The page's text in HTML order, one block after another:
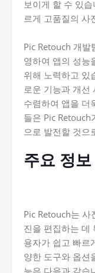
보이게 할 수 있
르게 고품질의 사
Pic Retouch 개
영하여 앱의 성능
위해 노력하고 있
로운 기능과 개선
수렴하여 앱을 더
들은 Pic Retouch
으로 발전할 것으
주요 정보
Pic Retouch는 사
진을 편집하는 데
용자가 쉽고 빠르
양한 도구와 옵션
능은 다음과 같습